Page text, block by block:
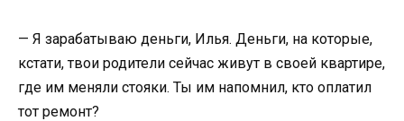
— Я зарабатываю деньги, Илья. Деньги, на которые,
кстати, твои родители сейчас живут в своей квартире,
где им меняли стояки. Ты им напомнил, кто оплатил
тот ремонт?